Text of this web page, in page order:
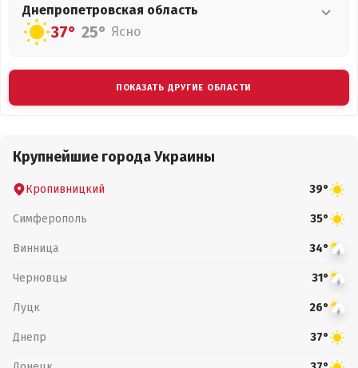
Днепропетровская область
37° 25° Ясно
ПОКАЗАТЬ ДРУГИЕ ОБЛАСТИ
Крупнейшие города Украины
Кропивницкий 39°
Симферополь 35°
Винница 34°
Черновцы 31°
Луцк 26°
Днепр 37°